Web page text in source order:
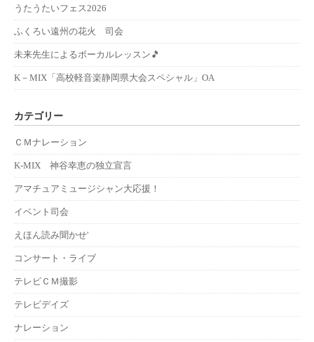
うたうたいフェス2026
ふくろい遠州の花火 司会
未来先生によるボーカルレッスン🎵
K－MIX「高校軽音楽静岡県大会スペシャル」OA
カテゴリー
ＣＭナレーション
K-MIX 神谷幸恵の独立宣言
アマチュアミュージシャン大応援！
イベント司会
えほん読み聞かせ'
コンサート・ライブ
テレビＣＭ撮影
テレビデイズ
ナレーション